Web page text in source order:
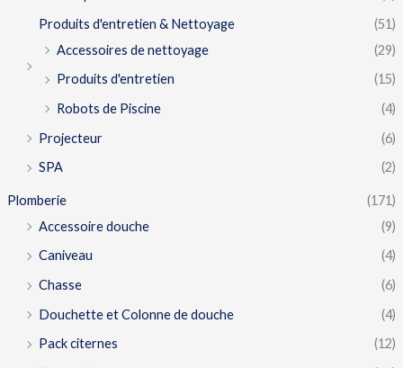
Produits d'entretien & Nettoyage
(51)
Accessoires de nettoyage
(29)
Produits d'entretien
(15)
Robots de Piscine
(4)
Projecteur
(6)
SPA
(2)
Plomberie
(171)
Accessoire douche
(9)
Caniveau
(4)
Chasse
(6)
Douchette et Colonne de douche
(4)
Pack citernes
(12)